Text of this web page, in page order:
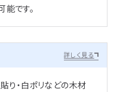
です。
詳しく見る
り・白ポリなどの木材